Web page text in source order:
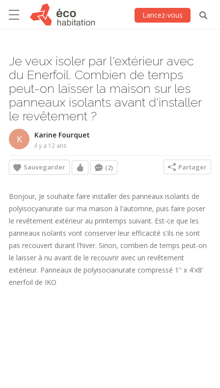
Lancez-vous
Je veux isoler par l'extérieur avec
du Enerfoil. Combien de temps
peut-on laisser la maison sur les
panneaux isolants avant d'installer
le revêtement ?
K Karine Fourquet
il y a 12 ans
Sauvegarder (2) Partager
Bonjour, Je souhaite faire installer des panneaux isolants de
polyisocyanurate sur ma maison à l'automne, puis faire poser
le revêtement extérieur au printemps suivant. Est-ce que les
panneaux isolants vont conserver leur efficacité s'ils ne sont
pas recouvert durant l'hiver. Sinon, combien de temps peut-on
le laisser à nu avant de le recouvrir avec un revêtement
extérieur. Panneaux de polyisocianurate compressé 1'' x 4'x8'
enerfoil de IKO